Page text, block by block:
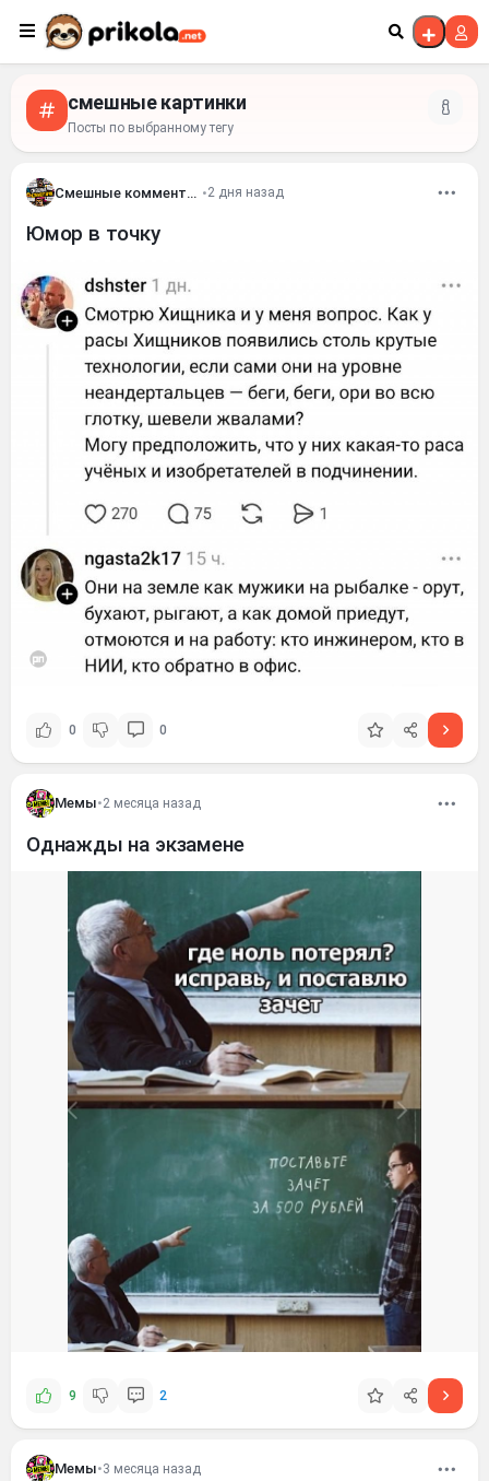
Перейти к контенту
смешные картинки
Посты по выбранному тегу
Смешные комментария •2 дня назад
Юмор в точку
0 0
Мемы•2 месяца назад
Однажды на экзамене
9 2
Мемы•3 месяца назад